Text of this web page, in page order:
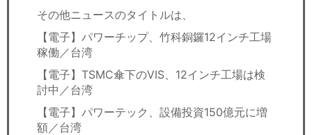
その他ニュースのタイトルは、
【電子】パワーチップ、竹科銅鑼12インチ工場
稼働／台湾
【電子】TSMC傘下のVIS、12インチ工場は検
討中／台湾
【電子】パワーテック、設備投資150億元に増
額／台湾